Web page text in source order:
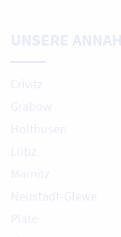
UNSERE
Crivitz
Grabow
Holthusen
Lübz
Marnitz
Neustadt-Glewe
Plate